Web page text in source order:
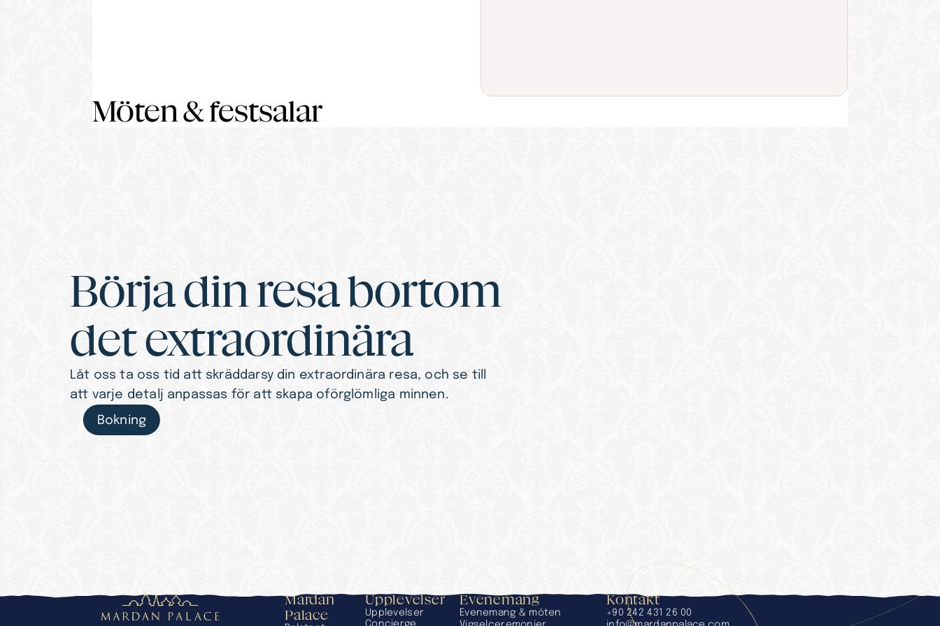
Möten & festsalar
Börja din resa bortom
det extraordinära
Låt oss ta oss tid att skräddarsy din extraordinära resa, och se till
att varje detalj anpassas för att skapa oförglömliga minnen.
Bokning
Mardan
Palace
Upplevelser
Upplevelser
Concierge
Evenemang
Evenemang & möten
Kontakt
+90 242 431 26 00